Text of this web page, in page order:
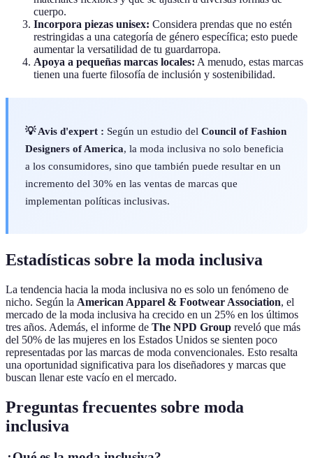
cuerpo.
Incorpora piezas unisex: Considera prendas que no estén
restringidas a una categoría de género específica; esto puede
aumentar la versatilidad de tu guardarropa.
Apoya a pequeñas marcas locales: A menudo, estas marcas
tienen una fuerte filosofía de inclusión y sostenibilidad.
💡 Avis d'expert : Según un estudio del Council of Fashion
Designers of America, la moda inclusiva no solo beneficia
a los consumidores, sino que también puede resultar en un
incremento del 30% en las ventas de marcas que
implementan políticas inclusivas.
Estadísticas sobre la moda inclusiva
La tendencia hacia la moda inclusiva no es solo un fenómeno de
nicho. Según la American Apparel & Footwear Association, el
mercado de la moda inclusiva ha crecido en un 25% en los últimos
tres años. Además, el informe de The NPD Group reveló que más
del 50% de las mujeres en los Estados Unidos se sienten poco
representadas por las marcas de moda convencionales. Esto resalta
una oportunidad significativa para los diseñadores y marcas que
buscan llenar este vacío en el mercado.
Preguntas frecuentes sobre moda
inclusiva